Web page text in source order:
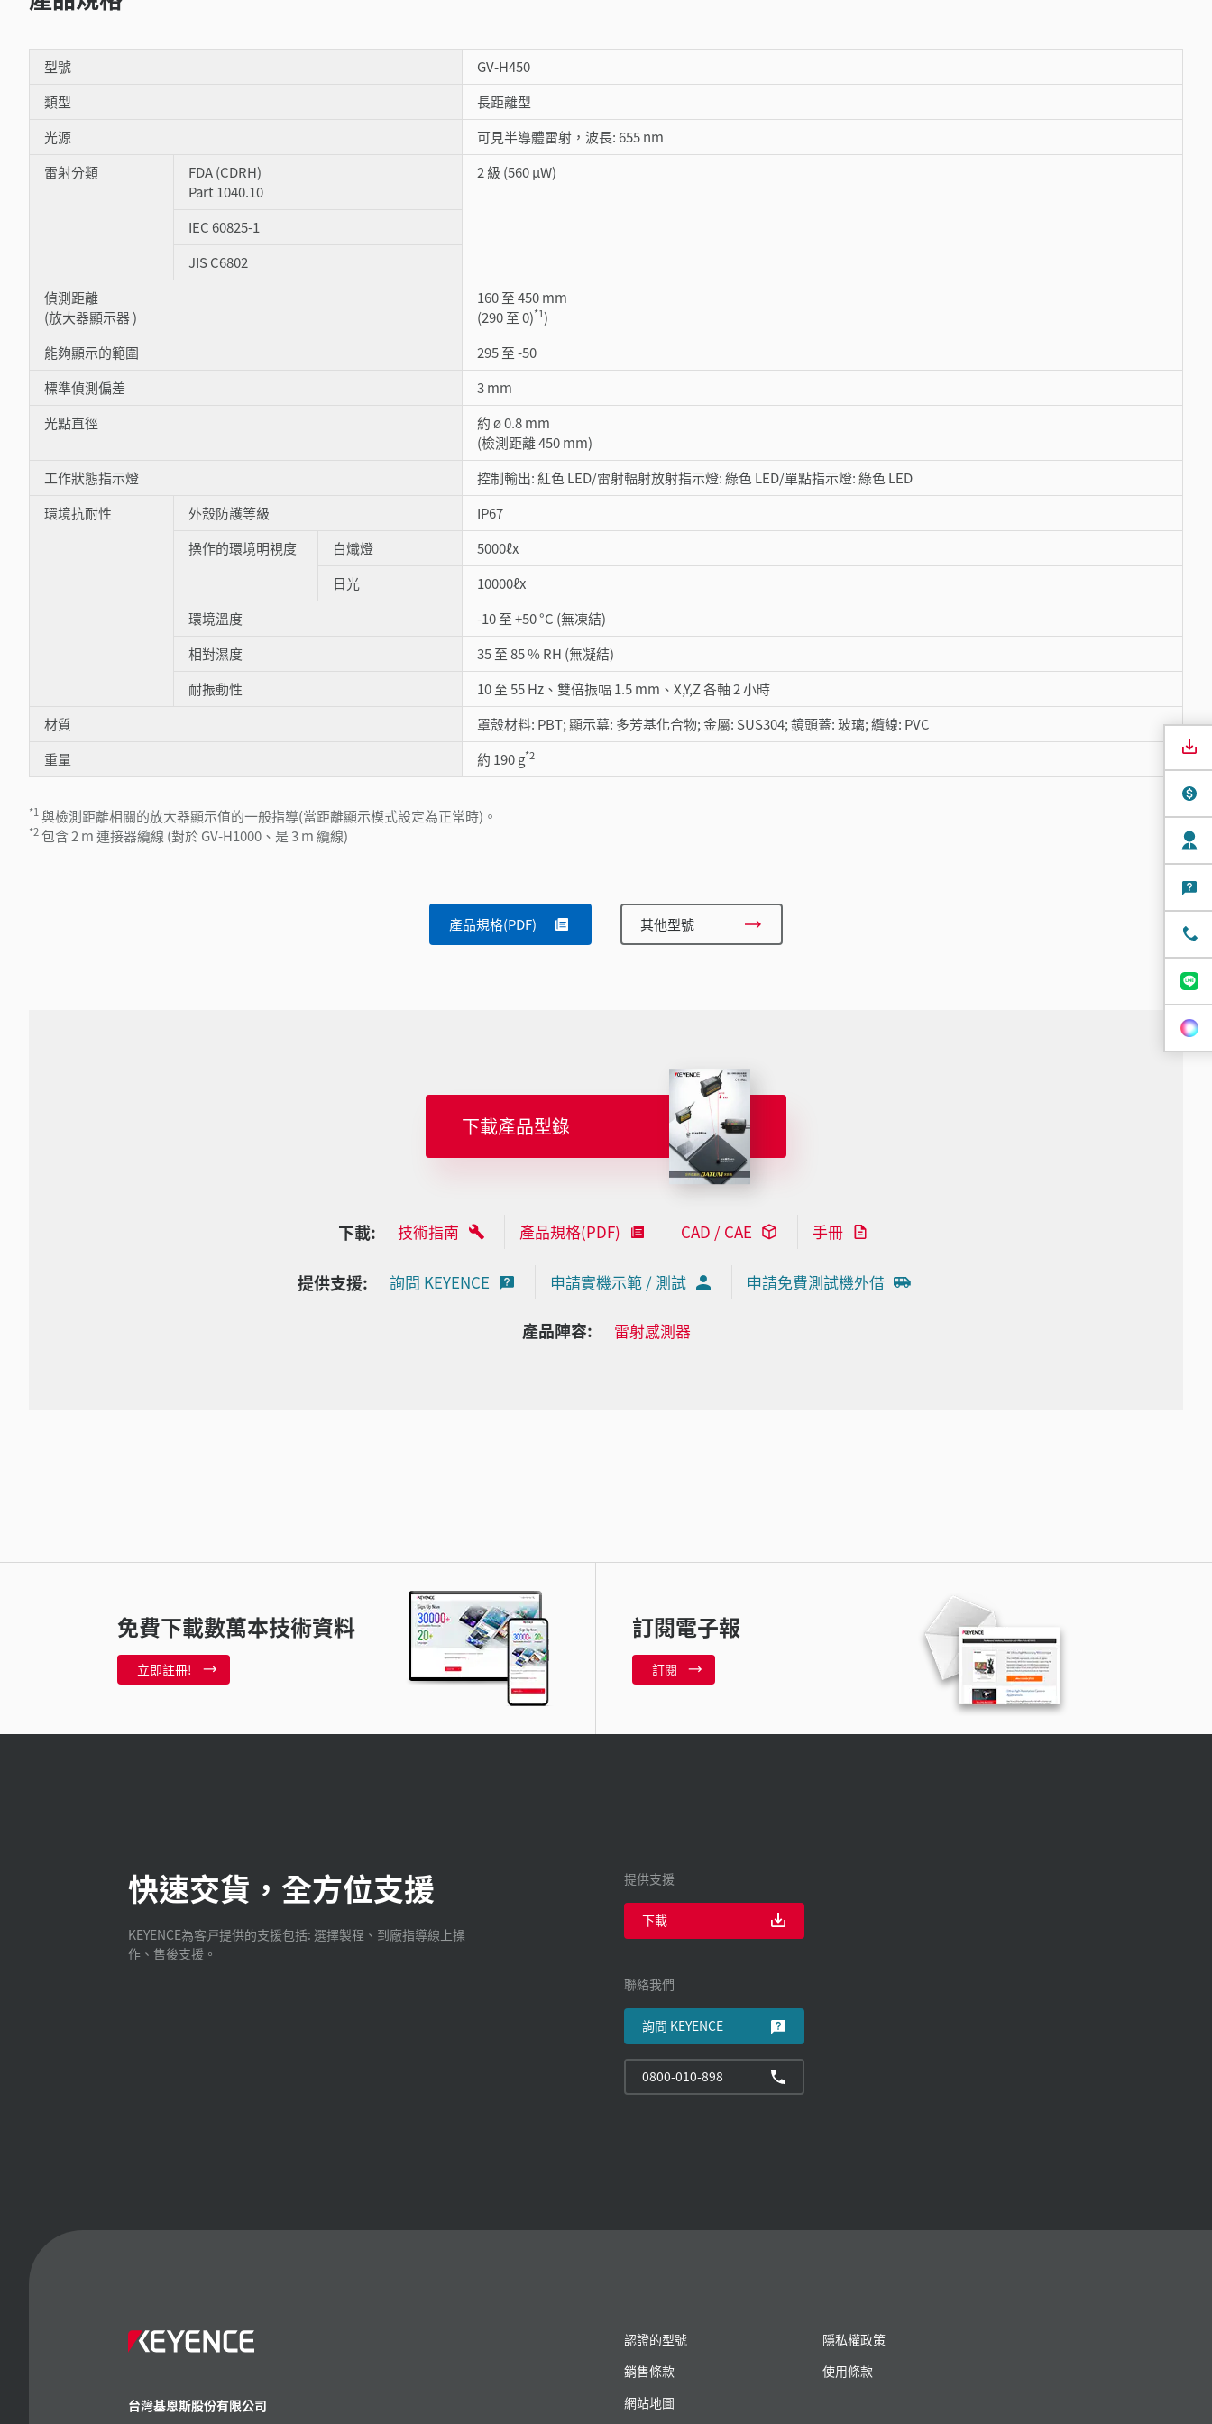
型號
GV-H450
類型
長距離型
光源
可見半導體雷射，波長: 655 nm
雷射分類
FDA (CDRH)
Part 1040.10
2 級 (560 µW)
IEC 60825-1
JIS C6802
偵測距離
(放大器顯示器 )
160 至 450 mm
(290 至 0)*1)
能夠顯示的範圍
295 至 -50
標準偵測偏差
3 mm
光點直徑
約 ø 0.8 mm
(檢測距離 450 mm)
工作狀態指示燈
控制輸出: 紅色 LED/雷射輻射放射指示燈: 綠色 LED/單點指示燈: 綠色 LED
環境抗耐性
外殼防護等級
IP67
操作的環境明視度
白熾燈
5000ℓx
日光
10000ℓx
環境溫度
-10 至 +50 °C (無凍結)
相對濕度
35 至 85 % RH (無凝結)
耐振動性
10 至 55 Hz、雙倍振幅 1.5 mm、X,Y,Z 各軸 2 小時
材質
罩殼材料: PBT; 顯示幕: 多芳基化合物; 金屬: SUS304; 鏡頭蓋: 玻璃; 纜線: PVC
重量
約 190 g*2
*1 與檢測距離相關的放大器顯示值的一般指導(當距離顯示模式設定為正常時)。
*2包含 2 m 連接器纜線 (對於 GV-H1000、是 3 m 纜線)
產品規格(PDF) 其他型號
下載產品型錄
下載: 技術指南 產品規格(PDF) CAD / CAE 手冊
提供支援: 詢問 KEYENCE 申請實機示範 / 測試 申請免費測試機外借
產品陣容: 雷射感測器
免費下載數萬本技術資料
立即註冊!
訂閱電子報
訂閱
快速交貨，全方位支援
KEYENCE為客戸提供的支援包括: 選擇製程、到廠指導線上操
作、售後支援。
提供支援
下載
聯絡我們
詢問 KEYENCE
0800-010-898
台灣基恩斯股份有限公司
認證的型號
隱私權政策
銷售條款
使用條款
網站地圖